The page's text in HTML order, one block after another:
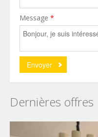
Message *
Dernières offres